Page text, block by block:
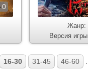
0
Жанр:
Версия
16-30 31-45 46-60